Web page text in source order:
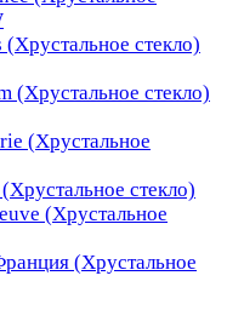
стекло)
(Хрустальное стекло)
(Хрустальное
стекло)
(Хрустальное
(Хрустальное